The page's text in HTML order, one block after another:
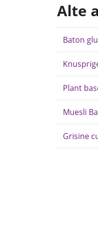
Alte
Baton
Plant
Muesli
Grisine